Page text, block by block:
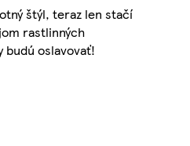
štýl, teraz len stačí
rastlinných
budú oslavovať!